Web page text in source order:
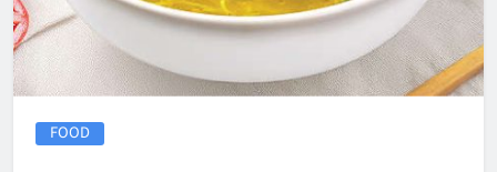
FOOD